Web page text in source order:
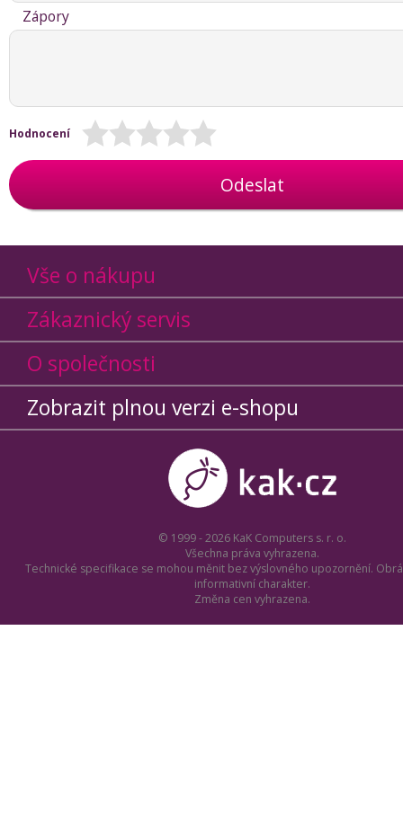
Zápory
Hodnocení
Odeslat
Vše o nákupu
Zákaznický servis
O společnosti
Zobrazit plnou verzi e-shopu
© 1999 - 2026 KaK Computers s. r. o.
Všechna práva vyhrazena.
Technické specifikace se mohou měnit bez výslovného upozornění.
informativní charakter.
Změna cen vyhrazena.